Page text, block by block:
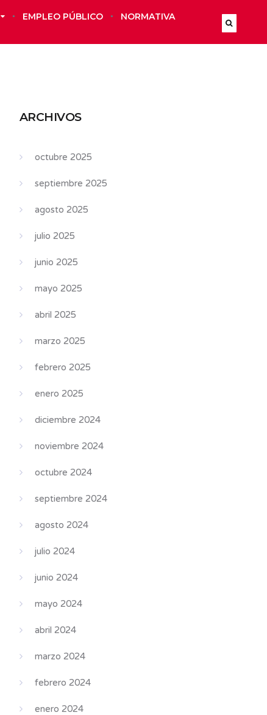
EMPLEO PÚBLICO
NORMATIVA
ARCHIVOS
octubre 2025
septiembre 2025
agosto 2025
julio 2025
junio 2025
mayo 2025
abril 2025
marzo 2025
febrero 2025
enero 2025
diciembre 2024
noviembre 2024
octubre 2024
septiembre 2024
agosto 2024
julio 2024
junio 2024
mayo 2024
abril 2024
marzo 2024
febrero 2024
enero 2024